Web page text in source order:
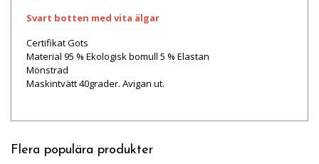
Svart botten med vita älgar
Certifikat Gots
Material 95 % Ekologisk bomull 5 % Elastan
Mönstrad
Maskintvätt 40grader. Avigan ut.
Flera populära produkter